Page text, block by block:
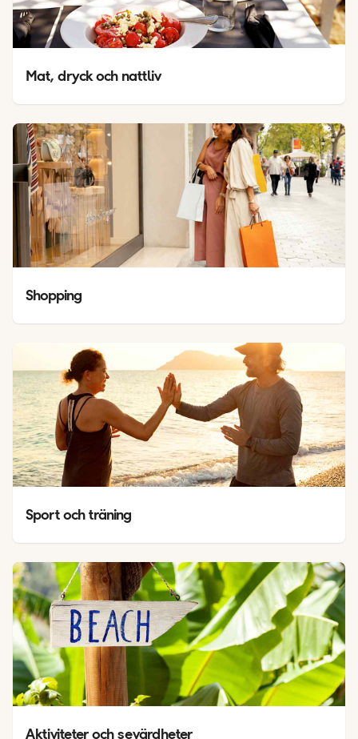
Mat, dryck och nattliv
Shopping
Sport och träning
Aktiviteter och sevärdheter